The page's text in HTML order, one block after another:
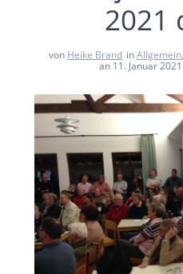
2021
von Heike Brand inAllgemein,
an 11. Januar 2021